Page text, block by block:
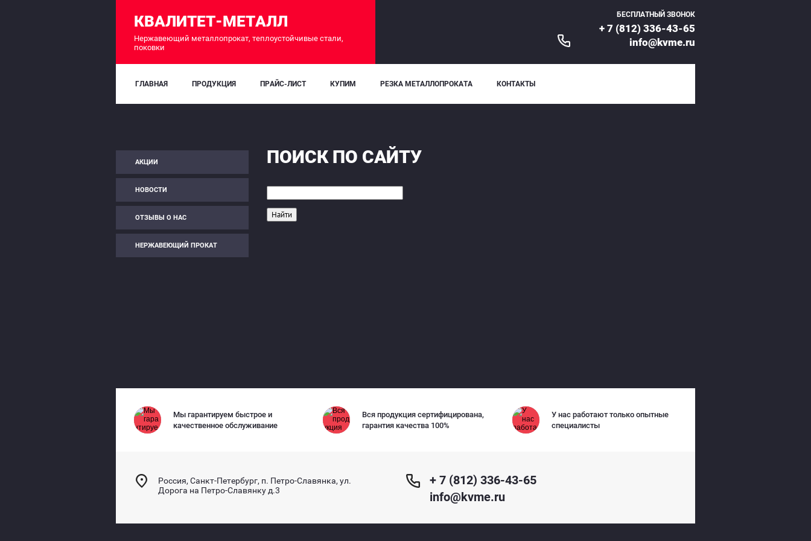
КВАЛИТЕТ-МЕТАЛЛ
Нержавеющий металлопрокат, теплоустойчивые стали,
поковки
БЕСПЛАТНЫЙ ЗВОНОК
+ 7 (812) 336-43-65
info@kvme.ru
ГЛАВНАЯ ПРОДУКЦИЯ ПРАЙС-ЛИСТ КУПИМ РЕЗКА МЕТАЛЛОПРОКАТА КОНТАКТЫ
АКЦИИ
НОВОСТИ
ОТЗЫВЫ О НАС
НЕРЖАВЕЮЩИЙ ПРОКАТ
ПОИСК ПО САЙТУ
Мы гарантируем быстрое и
качественное обслуживание
Вся продукция сертифицирована,
гарантия качества 100%
У нас работают только опытные
специалисты
Россия, Санкт-Петербург, п. Петро-Славянка, ул.
Дорога на Петро-Славянку д.3
+ 7 (812) 336-43-65
info@kvme.ru